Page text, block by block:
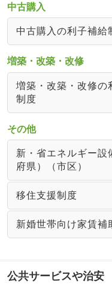
中古購入
中古購入の利子補給
増築・改築・改修
増築・改築・改修の
制度
その他
新・省エネルギー設
府県）（市区）
移住支援制度
新婚世帯向け家賃補
公共サービスや治安